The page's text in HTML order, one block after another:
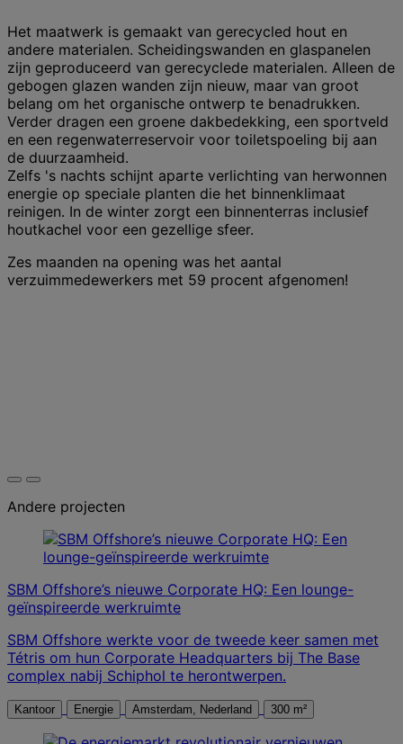
Het maatwerk is gemaakt van gerecycled hout en
andere materialen. Scheidingswanden en glaspanelen
zijn geproduceerd van gerecyclede materialen. Alleen de
gebogen glazen wanden zijn nieuw, maar van groot
belang om het organische ontwerp te benadrukken.
Verder dragen een groene dakbedekking, een sportveld
en een regenwaterreservoir voor toiletspoeling bij aan
de duurzaamheid.
Zelfs 's nachts schijnt aparte verlichting van herwonnen
energie op speciale planten die het binnenklimaat
reinigen. In de winter zorgt een binnenterras inclusief
houtkachel voor een gezellige sfeer.
Zes maanden na opening was het aantal
verzuimmedewerkers met 59 procent afgenomen!
Andere projecten
SBM Offshore’s nieuwe Corporate HQ: Een lounge-
geïnspireerde werkruimte
SBM Offshore werkte voor de tweede keer samen met
Tétris om hun Corporate Headquarters bij The Base
complex nabij Schiphol te herontwerpen.
Kantoor Energie Amsterdam, Nederland 300 m²